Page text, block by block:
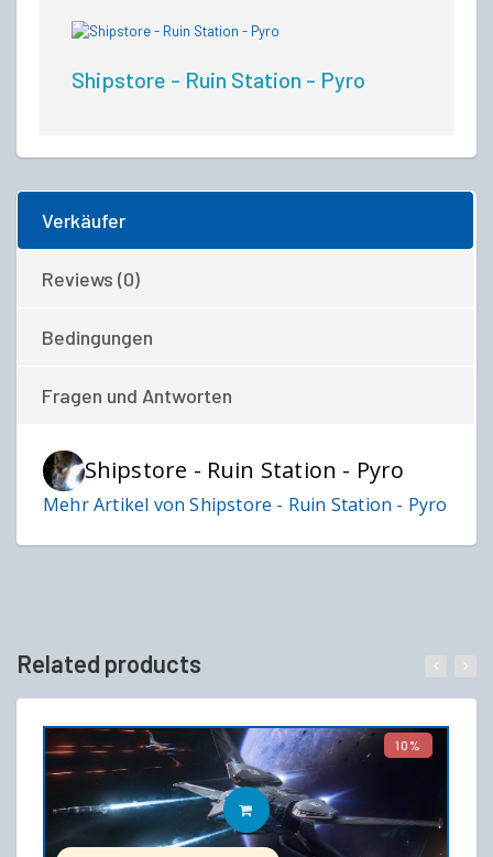
Shipstore - Ruin Station - Pyro
Verkäufer
Reviews (0)
Bedingungen
Fragen und Antworten
Shipstore - Ruin Station - Pyro
Mehr Artikel von Shipstore - Ruin Station - Pyro
Related products
10%
IN DEN WARENKORB